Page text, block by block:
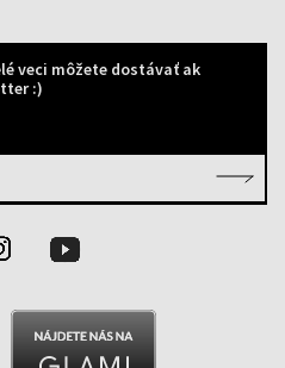
veci môžete dostávať ak
:)